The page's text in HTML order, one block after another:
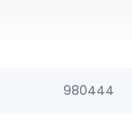
980444